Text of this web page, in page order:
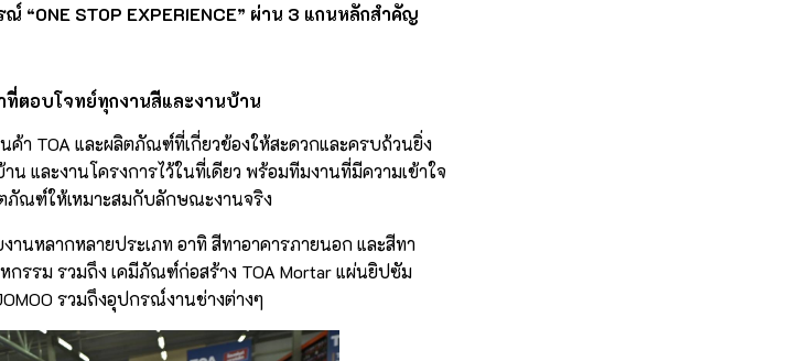
“ONE STOP EXPERIENCE” ผ่าน 3 แกนหลักสำคัญ
ตอบโจทย์ทุกงานสีและงานบ้าน
นค้า TOA และผลิตภัณฑ์ที่เกี่ยวข้องให้สะดวกและครบถ้วนยิ่ง
และงานโครงการไว้ในที่เดียว พร้อมทีมงานที่มีความเข้าใจ
ภัณฑ์ให้เหมาะสมกับลักษณะงานจริง
นหลากหลายประเภท อาทิ สีทาอาคารภายนอก และสีทา
กรรม รวมถึง เคมีภัณฑ์ก่อสร้าง TOA Mortar แผ่นยิปซัม
รวมถึงอุปกรณ์งานช่างต่างๆ